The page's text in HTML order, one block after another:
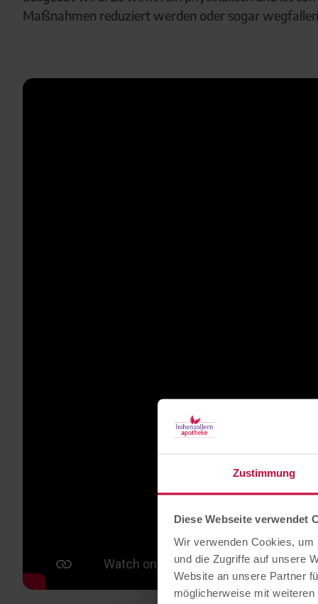
Zustimmung
Diese Webseite verwendet
Wir verwenden Cookies,
und die Zugriffe auf unsere
Website an unsere Partner
möglicherweise mit
Maßnahmen reduziert werden oder sogar